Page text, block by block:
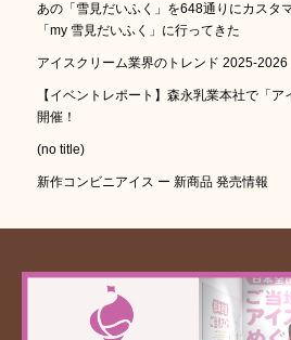
あの「雪見だいふく」を648通りにカスタ
「my 雪見だいふく」に行ってきた
アイスクリーム業界のトレンド 2025-2026
【イベントレポート】森永乳業本社で「
開催！
(no title)
新作コンビニアイス ー 新商品 発売情報